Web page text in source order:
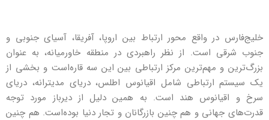
خلیج‌فارس در واقع محور ارتباط بین اروپا، آفریقا، آسیای جنوبی و
جنوب شرقی است. از نظر راهبردی در منطقه خاورمیانه، به عنوان
بزرگ‌ترین و مهم‌ترین مرکز ارتباطی بین این سه قاره‌است و بخشی از
یک سیستم ارتباطی شامل اقیانوس اطلس، دریای مدیترانه، دریای
سرخ و اقیانوس هند است. به همین دلیل از دیرباز مورد توجه
قدرت‌های جهانی و هم چنین بازرگانان و تجار دنیا بوده‌است. هم چنین